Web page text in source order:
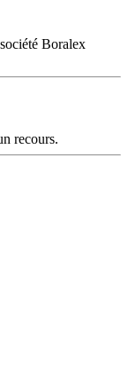
société Boralex
recours.